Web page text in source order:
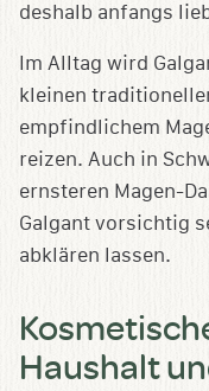
deshalb anfangs
Im Alltag wird
kleinen
empfindlichem
reizen. Auch in
ernsteren Magen-
Galgant vorsichtig
abklären lassen.
Haushalt